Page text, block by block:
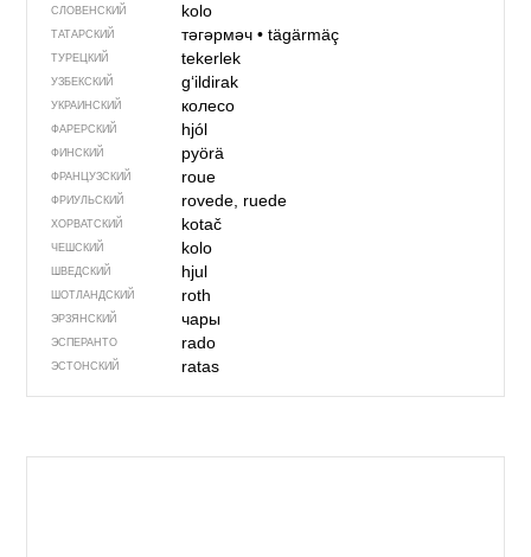
СЛОВЕНСКИЙ kolo
ТАТАРСКИЙ тәгәрмәч• tägärmäç
ТУРЕЦКИЙ tekerlek
УЗБЕКСКИЙ gʻildirak
УКРАИНСКИЙ колесо
ФАРЕРСКИЙ hjól
ФИНСКИЙ pyörä
ФРАНЦУЗСКИЙ roue
ФРИУЛЬСКИЙ rovede, ruede
ХОРВАТСКИЙ kotač
ЧЕШСКИЙ kolo
ШВЕДСКИЙ hjul
ШОТЛАНДСКИЙ roth
ЭРЗЯНСКИЙ чары
ЭСПЕРАНТО rado
ЭСТОНСКИЙ ratas